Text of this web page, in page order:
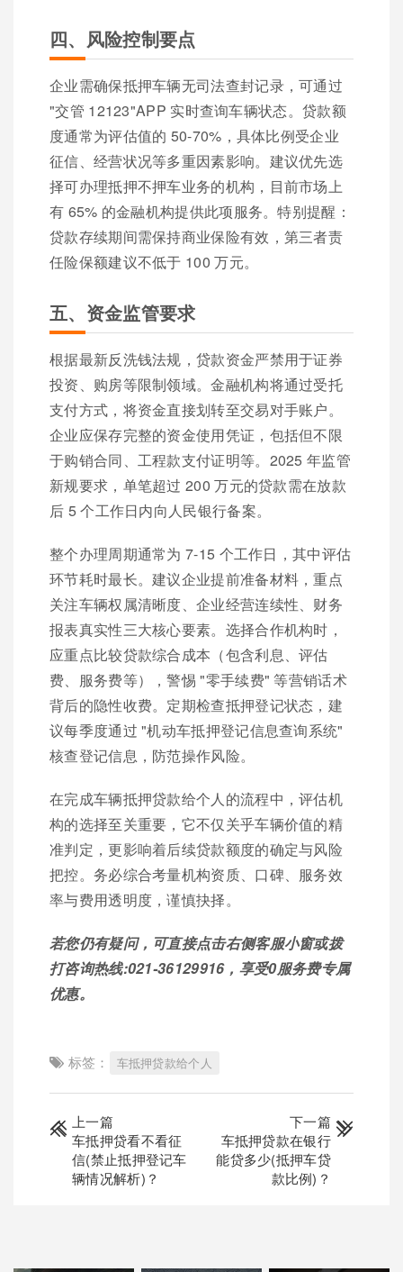
四、风险控制要点
企业需确保抵押车辆无司法查封记录，可通过
"交管 12123"APP 实时查询车辆状态。贷款额
度通常为评估值的 50-70%，具体比例受企业
征信、经营状况等多重因素影响。建议优先选
择可办理抵押不押车业务的机构，目前市场上
有 65% 的金融机构提供此项服务。特别提醒：
贷款存续期间需保持商业保险有效，第三者责
任险保额建议不低于 100 万元。
五、资金监管要求
根据最新反洗钱法规，贷款资金严禁用于证券
投资、购房等限制领域。金融机构将通过受托
支付方式，将资金直接划转至交易对手账户。
企业应保存完整的资金使用凭证，包括但不限
于购销合同、工程款支付证明等。2025 年监管
新规要求，单笔超过 200 万元的贷款需在放款
后 5 个工作日内向人民银行备案。
整个办理周期通常为 7-15 个工作日，其中评估
环节耗时最长。建议企业提前准备材料，重点
关注车辆权属清晰度、企业经营连续性、财务
报表真实性三大核心要素。选择合作机构时，
应重点比较贷款综合成本（包含利息、评估
费、服务费等），警惕 "零手续费" 等营销话术
背后的隐性收费。定期检查抵押登记状态，建
议每季度通过 "机动车抵押登记信息查询系统"
核查登记信息，防范操作风险。
在完成车辆抵押贷款给个人的流程中，评估机
构的选择至关重要，它不仅关乎车辆价值的精
准判定，更影响着后续贷款额度的确定与风险
把控。务必综合考量机构资质、口碑、服务效
率与费用透明度，谨慎抉择。
若您仍有疑问，可直接点击右侧客服小窗或拨
打咨询热线:021-36129916，享受0服务费专属
优惠。
标签： 车抵押贷款给个人
上一篇
车抵押贷看不看征
信(禁止抵押登记车
辆情况解析)？
下一篇
车抵押贷款在银行
能贷多少(抵押车贷
款比例)？